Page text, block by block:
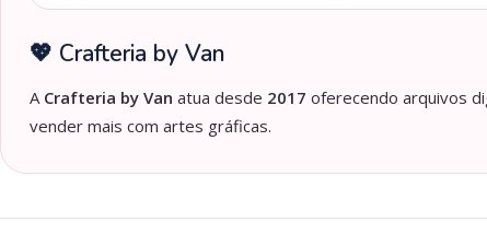
💖 Crafteria by Van
A Crafteria by Van atua desde 2017 oferecendo arquivos
vender mais com artes gráficas.